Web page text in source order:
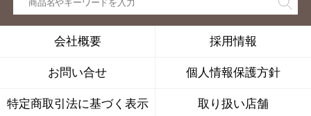
会社概要 採用情報
お問い合せ 個人情報保護方針
特定商取引法に基づく表示 取り扱い店舗